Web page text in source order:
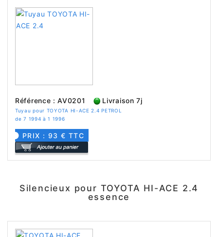
Référence : AV0201 Livraison 7j
Tuyau pour TOYOTA HI-ACE 2.4 PETROL
de 7 1994 à 1 1996
PRIX : 93 € TTC
Silencieux pour TOYOTA HI-ACE 2.4
essence